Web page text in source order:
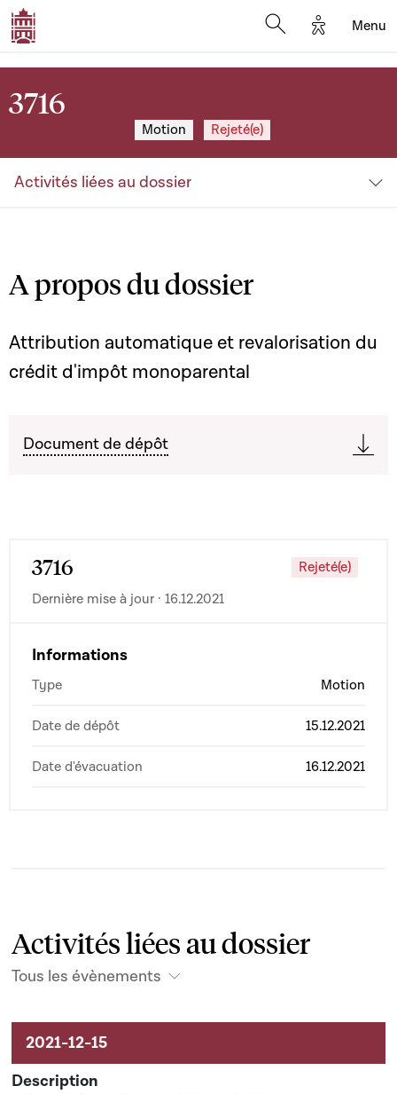
Options
Menu
3716
Motion Rejeté(e)
Activités liées au dossier
A propos du dossier
Attribution automatique et revalorisation du
crédit d'impôt monoparental
Document de dépôt
3716
Rejeté(e)
Dernière mise à jour · 16.12.2021
Informations
Type Motion
Date de dépôt 15.12.2021
Date d'évacuation 16.12.2021
Activités liées au dossier
Tous les évènements
Activités liées au dossier